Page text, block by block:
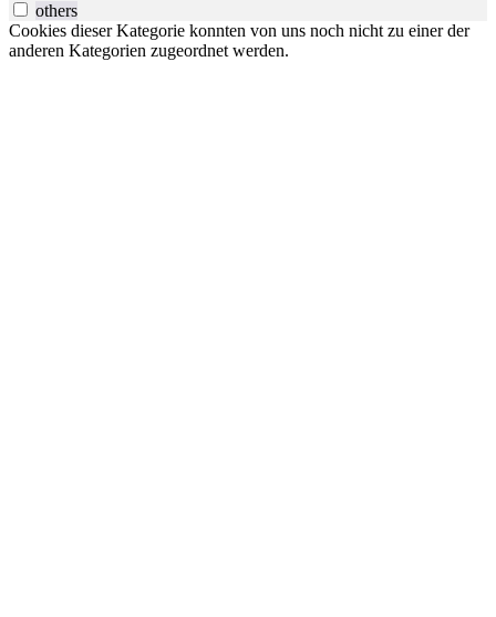
others
Cookies dieser Kategorie konnten von uns noch nicht zu einer der
anderen Kategorien zugeordnet werden.